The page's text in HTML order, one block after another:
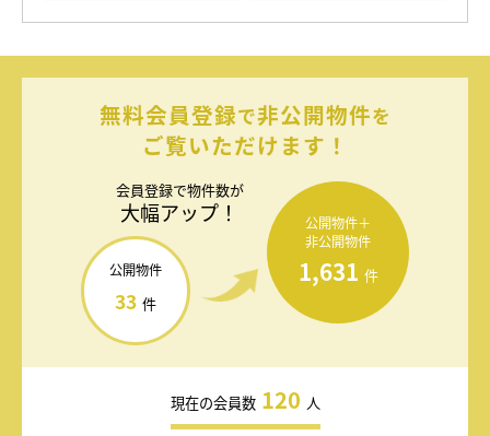
無料会員登録で非公開物件を
ご覧いただけます！
会員登録で物件数が
大幅アップ！
公開物件
33 件
公開物件＋
非公開物件
1,631 件
現在の会員数 120 人